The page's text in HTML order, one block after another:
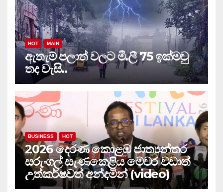
HOT MAIN
ඇතැම් පලාත් වලට මී.ලී 75 ඉක්මවු
තද වැසි..
BUSINESS HOT
2026 දෙරණ කොළඹ ජාත්‍යන්තර
සරුංගල් සැණකෙළිය මෙවර වඩාත්
උත්කර්ෂවත් අන්දමින් (video)